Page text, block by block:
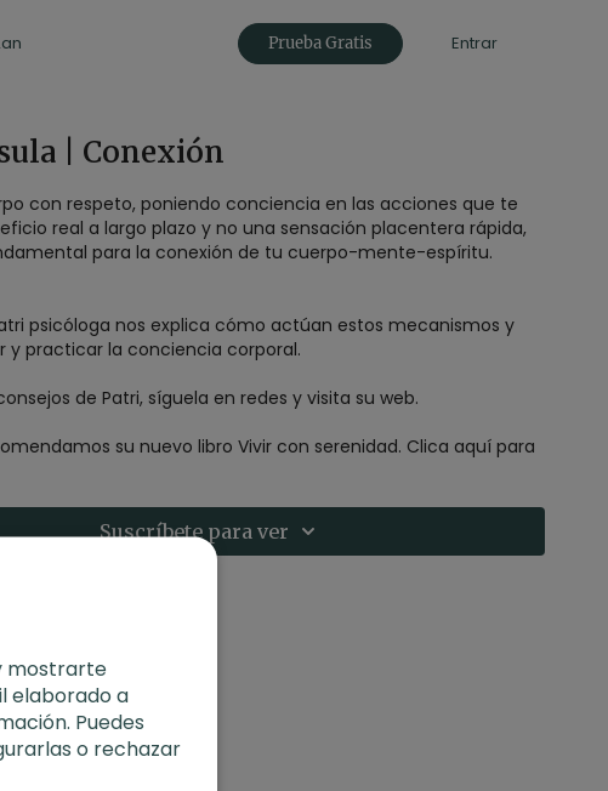
Prueba Gratis Entrar
| Conexión
con respeto, poniendo conciencia en las acciones que te
real a largo plazo y no una sensación placentera rápida,
para la conexión de tu cuerpo-mente-espíritu.
psicóloga nos explica cómo actúan estos mecanismos y
y practicar la conciencia corporal.
de Patri, síguela en redes y visita su web.
su nuevo libro Vivir con serenidad. Clica aquí para
Suscríbete para ver
mostrarte
elaborado a
Puedes
o rechazar